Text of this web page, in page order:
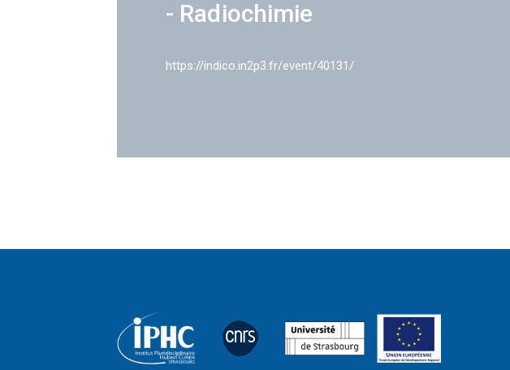
- Radiochimie
https://indico.in2p3.fr/event/40131/